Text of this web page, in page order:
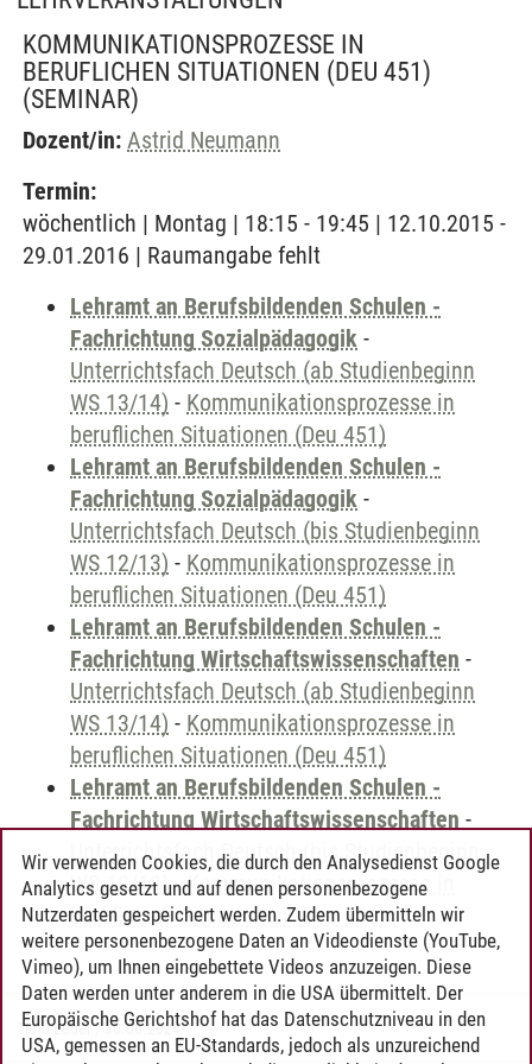
KOMMUNIKATIONSPROZESSE IN
BERUFLICHEN SITUATIONEN (DEU 451)
(SEMINAR)
Dozent/in: Astrid Neumann
Termin:
wöchentlich | Montag | 18:15 - 19:45 | 12.10.2015 -
29.01.2016 | Raumangabe fehlt
Lehramt an Berufsbildenden Schulen -
Fachrichtung Sozialpädagogik -
Unterrichtsfach Deutsch (ab Studienbeginn
WS 13/14) - Kommunikationsprozesse in
beruflichen Situationen (Deu 451)
Lehramt an Berufsbildenden Schulen -
Fachrichtung Sozialpädagogik -
Unterrichtsfach Deutsch (bis Studienbeginn
WS 12/13) - Kommunikationsprozesse in
beruflichen Situationen (Deu 451)
Lehramt an Berufsbildenden Schulen -
Fachrichtung Wirtschaftswissenschaften -
Unterrichtsfach Deutsch (ab Studienbeginn
WS 13/14) - Kommunikationsprozesse in
beruflichen Situationen (Deu 451)
Lehramt an Berufsbildenden Schulen -
Fachrichtung Wirtschaftswissenschaften -
Unterrichtsfach Deutsch (bis Studienbeginn
WS 12/13)-Kommunikationsprozesse in
beruflichen Situationen (Deu 451)
Timo Leder/30.06.2024
Wir verwenden Cookies, die durch den Analysedienst Google
Analytics gesetzt und auf denen personenbezogene
Nutzerdaten gespeichert werden. Zudem übermitteln wir
weitere personenbezogene Daten an Videodienste (YouTube,
Vimeo), um Ihnen eingebettete Videos anzuzeigen. Diese
Daten werden unter anderem in die USA übermittelt. Der
Europäische Gerichtshof hat das Datenschutzniveau in den
USA, gemessen an EU-Standards, jedoch als unzureichend